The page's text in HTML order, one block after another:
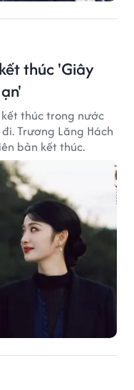
thúc 'Giây
thúc trong nước
Trương Lăng Hách
bản kết thúc.